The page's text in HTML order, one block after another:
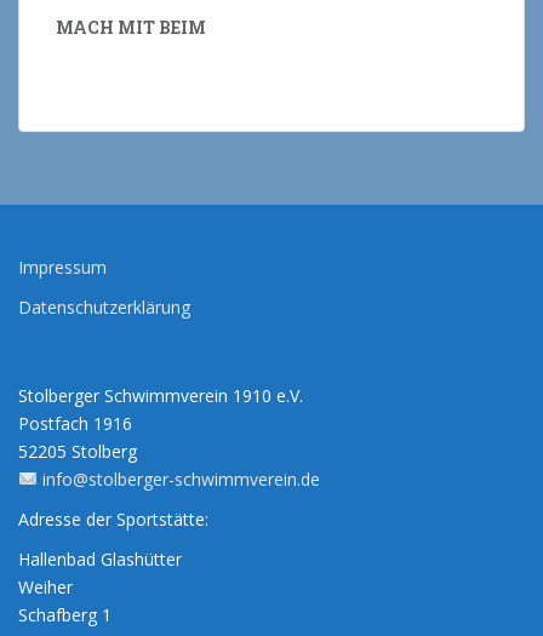
MACH MIT BEIM
Impressum
Datenschutzerklärung
Stolberger Schwimmverein 1910 e.V.
Postfach 1916
52205 Stolberg
info@stolberger-schwimmverein.de
Adresse der Sportstätte:
Hallenbad Glashütter
Weiher
Schafberg 1